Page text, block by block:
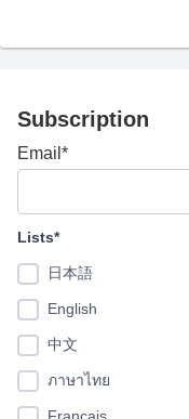
Subscription
Email*
Lists*
日本語
English
中文
ภาษาไทย